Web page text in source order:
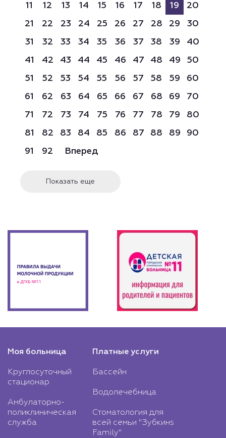
11
12 13 14 15 16 17 18 19
20
21
22 23 24 25 26 27 28 29
30
31
32 33 34 35 36 37 38 39
40
41
42 43 44 45 46 47 48 49
50
51
52 53 54 55 56 57 58 59
60
61
62 63 64 65 66 67 68 69
70
71
72 73 74 75 76 77 78 79
80
81
82 83 84 85 86 87 88 89
90
91
92 Вперед
Показать еще
Моя больница
Круглосуточный
стационар
Амбулаторно-
поликлиническая
служба
Платные услуги
Бассейн
Водолечебница
Стоматология для
всей семьи "Зубкинs
Family"